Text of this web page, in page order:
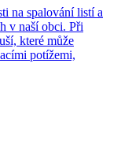
na spalování listí a
v naší obci. Při
které může
potížemi,